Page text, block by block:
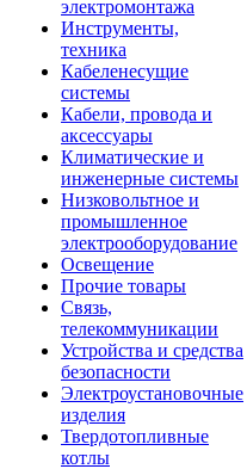
электромонтажа
Инструменты,
техника
Кабеленесущие
системы
Кабели, провода и
аксессуары
Климатические и
инженерные системы
Низковольтное и
промышленное
электрооборудование
Освещение
Прочие товары
Связь,
телекоммуникации
Устройства и средства
безопасности
Электроустановочные
изделия
Твердотопливные
котлы